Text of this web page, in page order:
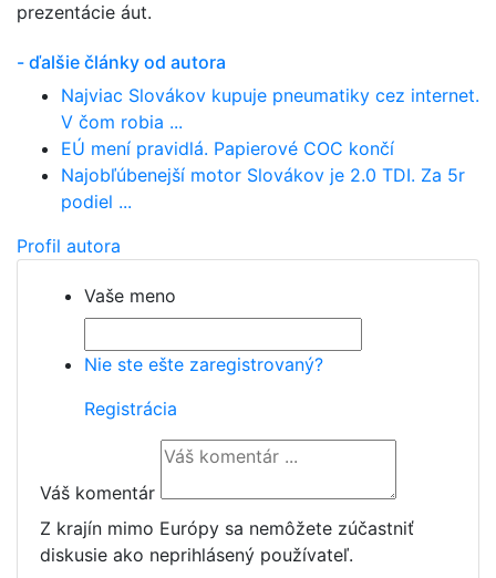
prezentácie áut.
- ďalšie články od autora
Najviac Slovákov kupuje pneumatiky cez internet.
V čom robia ...
EÚ mení pravidlá. Papierové COC končí
Najobľúbenejší motor Slovákov je 2.0 TDI. Za 5r
podiel ...
Profil autora
Vaše meno
Nie ste ešte zaregistrovaný?
Registrácia
Váš komentár
Z krajín mimo Európy sa nemôžete zúčastniť
diskusie ako neprihlásený používateľ.